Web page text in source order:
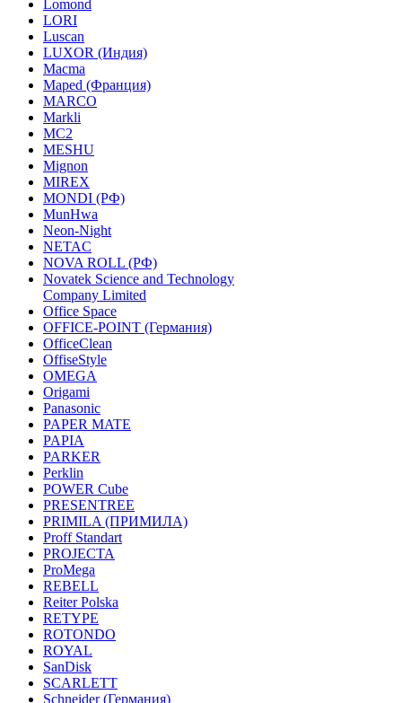
Lomond
LORI
Luscan
LUXOR (Индия)
Macma
Maped (Франция)
MARCO
Markli
MC2
MESHU
Mignon
MIREX
MONDI (РФ)
MunHwa
Neon-Night
NETAC
NOVA ROLL (РФ)
Novatek Science and Technology
Company Limited
Office Space
OFFICE-POINT (Германия)
OfficeClean
OffiseStyle
OMEGA
Origami
Panasonic
PAPER MATE
PAPIA
PARKER
Perklin
POWER Cube
PRESENTREE
PRIMILA (ПРИМИЛА)
Proff Standart
PROJECTA
ProMega
REBELL
Reiter Polska
RETYPE
ROTONDO
ROYAL
SanDisk
SCARLETT
Schneider (Германия)